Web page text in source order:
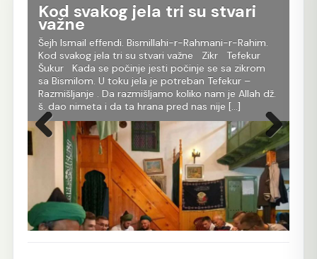
Kod svakog jela tri su stvari
važne
Šejh Ismail effendi. Bismillahi-r-Rahmani-r-Rahim.
Kod svakog jela tri su stvari važne Zikr Tefekur
Šukur Kada se počinje jesti počinje se sa zikrom
sa Bismilom. U toku jela je potreban Tefekur –
Razmišljanje . Da razmišljamo koliko nam je Allah dž.
š. dao nimeta i da ta hrana pred nas nije […]
Prethodna Sljedeća